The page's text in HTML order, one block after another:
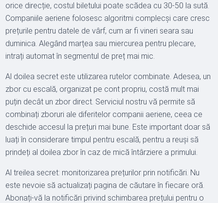
orice direcție, costul biletului poate scădea cu 30-50 la sută.
Companiile aeriene folosesc algoritmi complecși care cresc
prețurile pentru datele de vârf, cum ar fi vineri seara sau
duminica. Alegând marțea sau miercurea pentru plecare,
intrați automat în segmentul de preț mai mic.
Al doilea secret este utilizarea rutelor combinate. Adesea, un
zbor cu escală, organizat pe cont propriu, costă mult mai
puțin decât un zbor direct. Serviciul nostru vă permite să
combinați zboruri ale diferitelor companii aeriene, ceea ce
deschide accesul la prețuri mai bune. Este important doar să
luați în considerare timpul pentru escală, pentru a reuși să
prindeți al doilea zbor în caz de mică întârziere a primului.
Al treilea secret: monitorizarea prețurilor prin notificări. Nu
este nevoie să actualizați pagina de căutare în fiecare oră.
Abonați-vă la notificări privind schimbarea prețului pentru o